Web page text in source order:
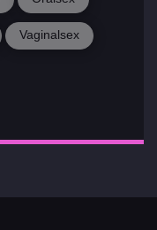
Vaginalsex